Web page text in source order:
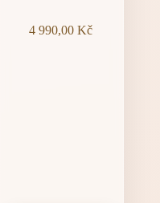
4 990,00Kč